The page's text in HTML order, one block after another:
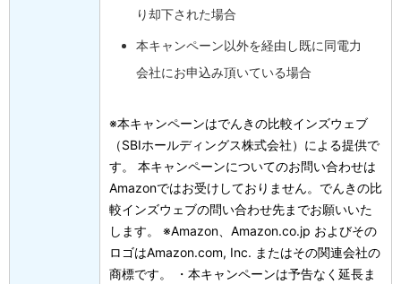
り却下された場合
本キャンペーン以外を経由し既に同電力
会社にお申込み頂いている場合
※本キャンペーンはでんきの比較インズウェブ
（SBIホールディングス株式会社）による提供で
す。 本キャンペーンについてのお問い合わせは
Amazonではお受けしておりません。でんきの比
較インズウェブの問い合わせ先までお願いいた
します。 ※Amazon、Amazon.co.jp およびその
ロゴはAmazon.com, Inc. またはその関連会社の
商標です。 ・本キャンペーンは予告なく延長ま